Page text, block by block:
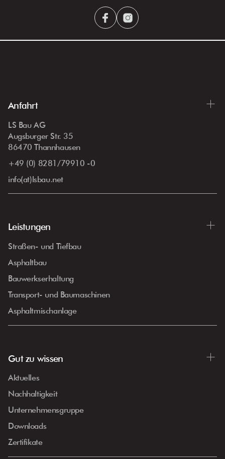
Anfahrt
LS Bau AG
Augsburger Str. 35
86470 Thannhausen
+49 (0) 8281/79910 -0
info(at)lsbau.net
Leistungen
Straßen- und Tiefbau
Asphaltbau
Bauwerkserhaltung
Transport- und Baumaschinen
Asphaltmischanlage
Gut zu wissen
Aktuelles
Nachhaltigkeit
Unternehmensgruppe
Downloads
Zertifikate